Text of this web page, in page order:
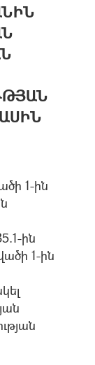
1-ին
ին
1-ին